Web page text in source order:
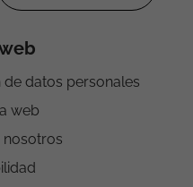
datos personales
web
nosotros